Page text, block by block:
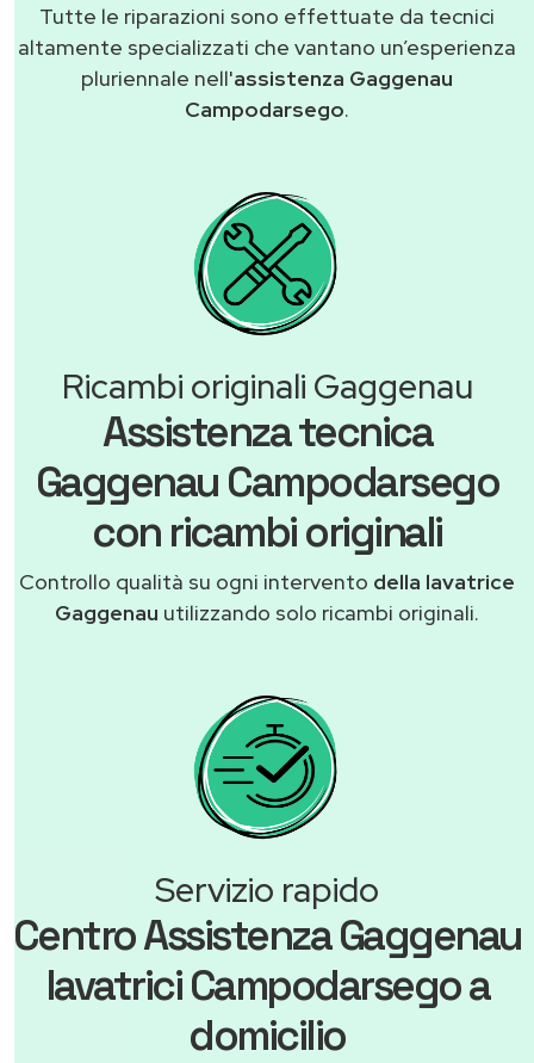
Tutte le riparazioni sono effettuate da tecnici
altamente specializzati che vantano un’esperienza
pluriennale nell'assistenza Gaggenau
Campodarsego.
Ricambi originali Gaggenau
Assistenza tecnica
Gaggenau Campodarsego
con ricambi originali
Controllo qualità su ogni intervento della lavatrice
Gaggenau utilizzando solo ricambi originali.
Servizio rapido
Centro Assistenza Gaggenau
lavatrici Campodarsego a
domicilio